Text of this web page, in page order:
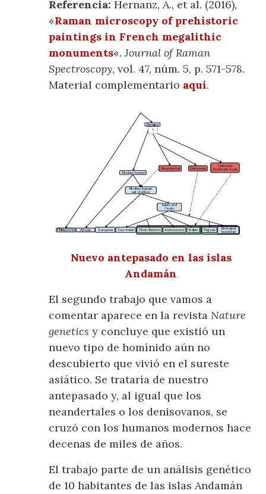
Referencia:Hernanz, A., et al. (2016),
«Raman microscopy of prehistoric
paintings in French megalithic
monuments«.Journal of Raman
Spectroscopy, vol. 47, núm. 5, p. 571-578.
Material complementario aquí.
Nuevo antepasado en las islas
Andamán
El segundo trabajo que vamos a
comentar aparece en la revista Nature
geneticsy concluye que existió un
nuevo tipo de homínido aún no
descubierto que vivió en el sureste
asiático. Se trataría de nuestro
antepasado y, al igual que los
neandertales o los denisovanos, se
cruzó con los humanos modernos hace
decenas de miles de años.
El trabajo parte de un análisis genético
de 10 habitantes de las islas Andamán